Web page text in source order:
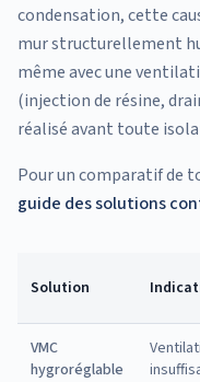
condensation, cette
mur structurellement
même avec une
(injection de résine,
réalisé avant toute
Pour un comparatif de
guide des solutions
Solution
VMC
hygroréglable